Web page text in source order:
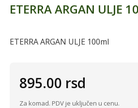
ETERRA ARGAN ULJE
ETERRA ARGAN ULJE 100ml
895.00 rsd
Za komad. PDV je uključen u cenu.